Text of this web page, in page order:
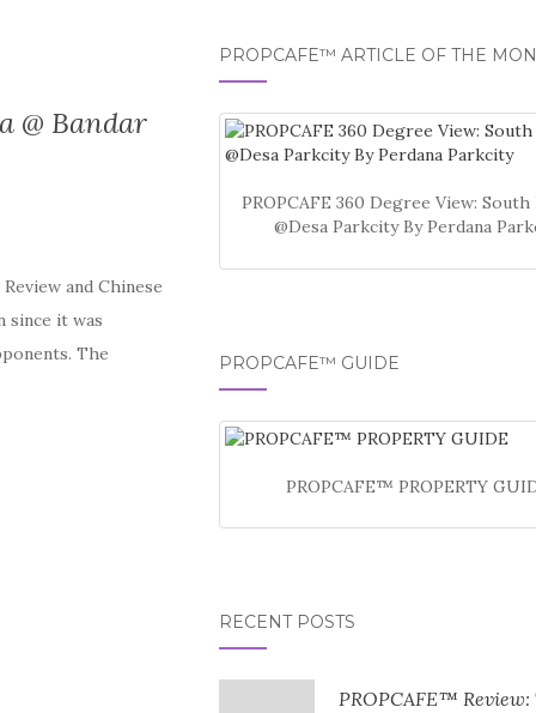
@ Bandar
and Chinese
since it was
The
PROPCAFE™ ARTICLE OF THE
PROPCAFE 360 Degree View:
@Desa Parkcity By Perdana
PROPCAFE™ GUIDE
PROPCAFE™ PROPERTY
RECENT POSTS
PROPCAFE™ Review: